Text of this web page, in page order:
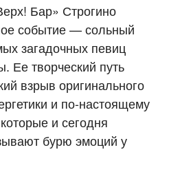
Бар» Строгино
событие — сольный
загадочных певиц
Ее творческий путь
взрыв оригинального
и по-настоящему
и сегодня
бурю эмоций у